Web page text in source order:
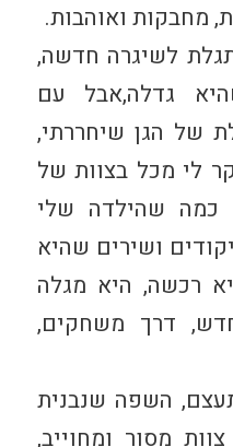
מחבקות ואוהבות.
לשיגרה חדשה,
גדלה,אבל עם
של הגן שיחררתי,
לי מכל בצוות של
כמה שהילדה שלי
ושירים שהיא
רכשה, היא מגלה
דרך משחקים,
השפה שנבנית
מסור ומחוייב,